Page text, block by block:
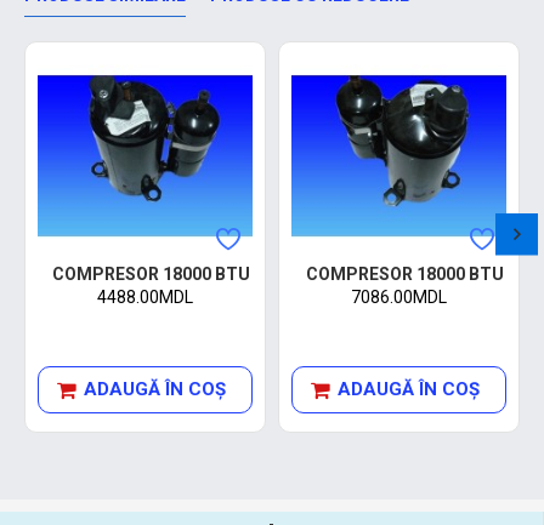
COMPRESOR 18000 BTU
4488.00MDL
ADAUGĂ ÎN COŞ
COMPRESOR 18000 BTU
7086.00MDL
ADAUGĂ ÎN COŞ